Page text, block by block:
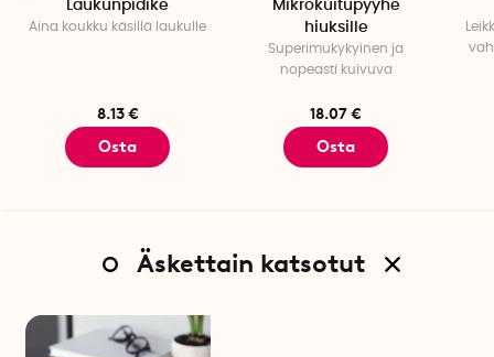
Laukunpidike
Aina koukku käsillä laukulle
8.13 €
Osta
Mikrokuitupyyhe
hiuksille
Superimukykyinen ja
nopeasti kuivuva
18.07 €
Osta
Äskettain katsotut